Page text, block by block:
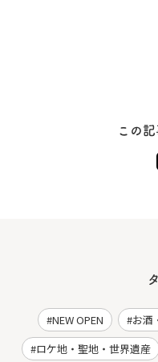
この
NEW OPEN お酒
ロケ地・聖地・世界遺産